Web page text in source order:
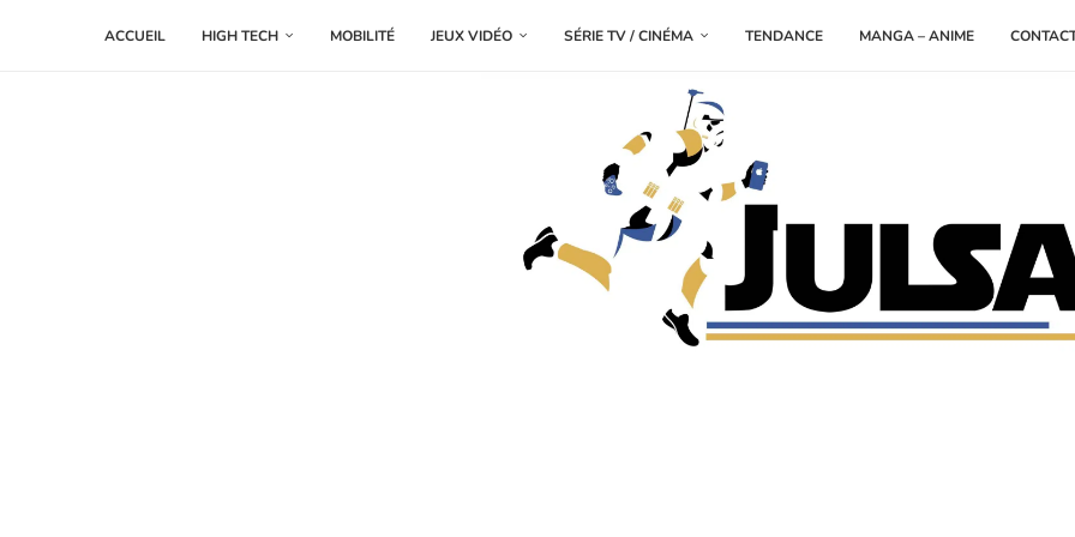
ACCUEIL HIGH TECH MOBILITÉ JEUX VIDÉO SÉRIE TV / CINÉMA TENDANCE MANGA – ANIME